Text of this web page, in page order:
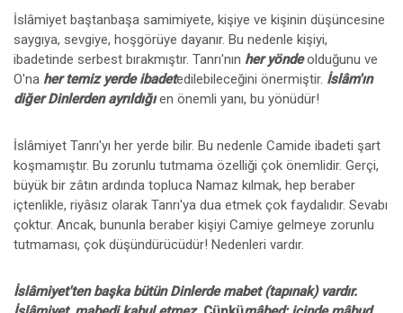
İslâmiyet baştanbaşa samimiyete, kişiye ve kişinin düşüncesine
saygıya, sevgiye, hoşgörüye dayanır. Bu nedenle kişiyi,
ibadetinde serbest bırakmıştır. Tanrı'nın her yöndeolduğunu ve
O'na her temiz yerde ibadetedilebileceğini önermiştir. İslâm'ın
diğer Dinlerden ayrıldığıen önemli yanı, bu yönüdür!
İslâmiyet Tanrı'yı her yerde bilir. Bu nedenle Camide ibadeti şart
koşmamıştır. Bu zorunlu tutmama özelliği çok önemlidir. Gerçi,
büyük bir zâtın ardında topluca Namaz kılmak, hep beraber
içtenlikle, riyâsız olarak Tanrı'ya dua etmek çok faydalıdır. Sevabı
çoktur. Ancak, bununla beraber kişiyi Camiye gelmeye zorunlu
tutmaması, çok düşündürücüdür! Nedenleri vardır.
İslâmiyet'ten başka bütün Dinlerde mabet (tapınak) vardır.